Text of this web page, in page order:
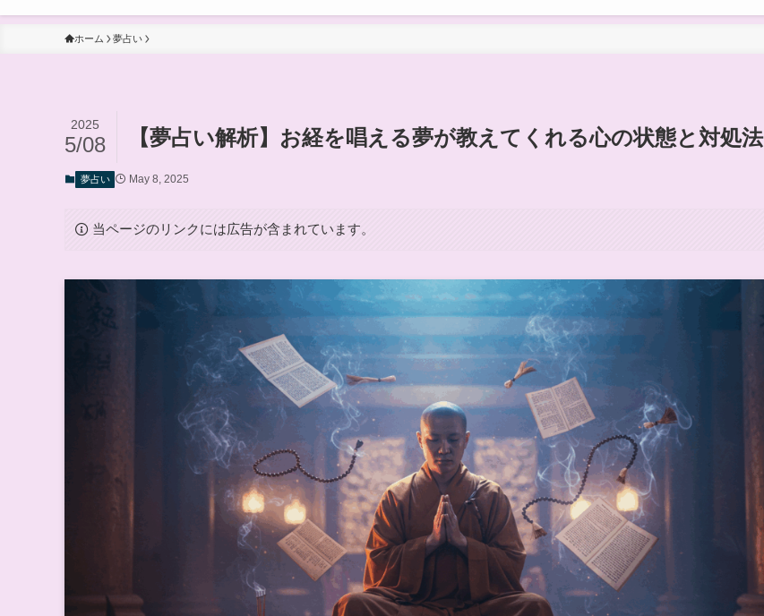
ホーム 夢占い
【夢占い解析】お経を唱える夢が教えてくれる心の状態と対処法
2025
5/08
夢占い May 8, 2025
当ページのリンクには広告が含まれています。